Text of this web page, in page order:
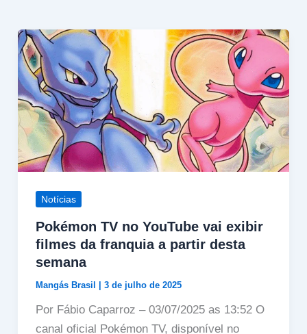
Notícias
Pokémon TV no YouTube vai exibir
filmes da franquia a partir desta
semana
Mangás Brasil 3 de julho de 2025
Por Fábio Caparroz – 03/07/2025 as 13:52 O
canal oficial Pokémon TV, disponível no